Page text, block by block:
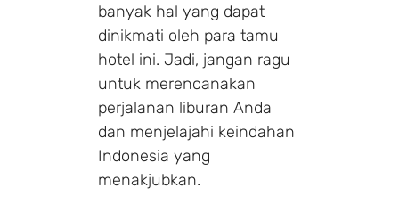
banyak hal yang dapat
dinikmati oleh para tamu
hotel ini. Jadi, jangan ragu
untuk merencanakan
perjalanan liburan Anda
dan menjelajahi keindahan
Indonesia yang
menakjubkan.
Make a Booking
1 Adults 1 Room